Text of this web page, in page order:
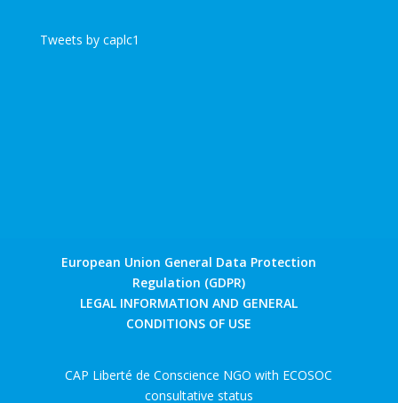
Tweets by caplc1
European Union General Data Protection
Regulation (GDPR)
LEGAL INFORMATION AND GENERAL
CONDITIONS OF USE
CAP Liberté de Conscience NGO with ECOSOC
consultative status